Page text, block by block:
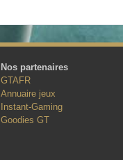
Nos partenaires
GTAFR
Annuaire jeux
Instant-Gaming
Goodies GT